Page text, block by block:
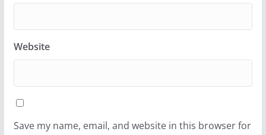
Website
Save my name, email, and website in this browser for